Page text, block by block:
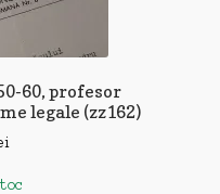
60, profesor
legale (zz162)